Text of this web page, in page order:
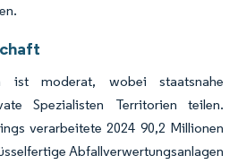
ist moderat, wobei staatsnahe
Spezialisten Territorien teilen.
verarbeitete 2024 90,2 Millionen
Abfallverwertungsanlagen